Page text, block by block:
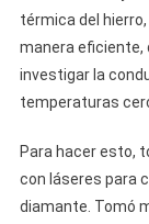
térmica del
manera eficiente,
investigar la
temperaturas
Para hacer esto,
con láseres para
diamante. Tomó